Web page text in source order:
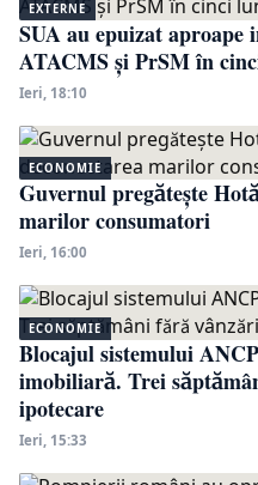
EXTERNE
SUA au epuizat aproape
ATACMS și PrSM în
Ieri, 18:10
ECONOMIE
Guvernul pregătește
marilor consumatori
Ieri, 16:00
ECONOMIE
Blocajul sistemului
imobiliară. Trei
ipotecare
Ieri, 15:33